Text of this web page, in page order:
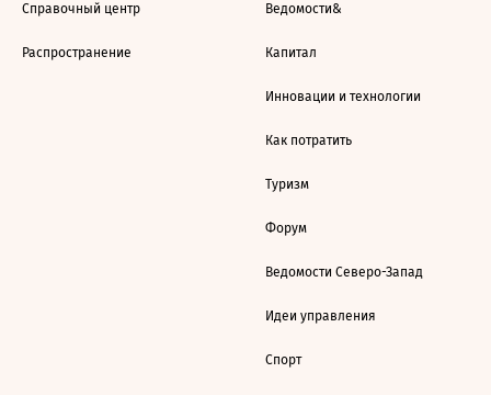
Справочный центр
Распространение
Ведомости&
Капитал
Инновации и технологии
Как потратить
Туризм
Форум
Ведомости Северо-Запад
Идеи управления
Спорт